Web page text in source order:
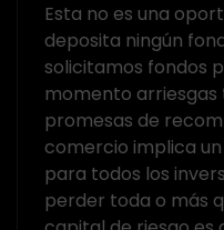
Esta no es una
deposita ningún
solicitamos fondos
momento arriesgas
promesas de
comercio implica
para todos los
perder toda o más